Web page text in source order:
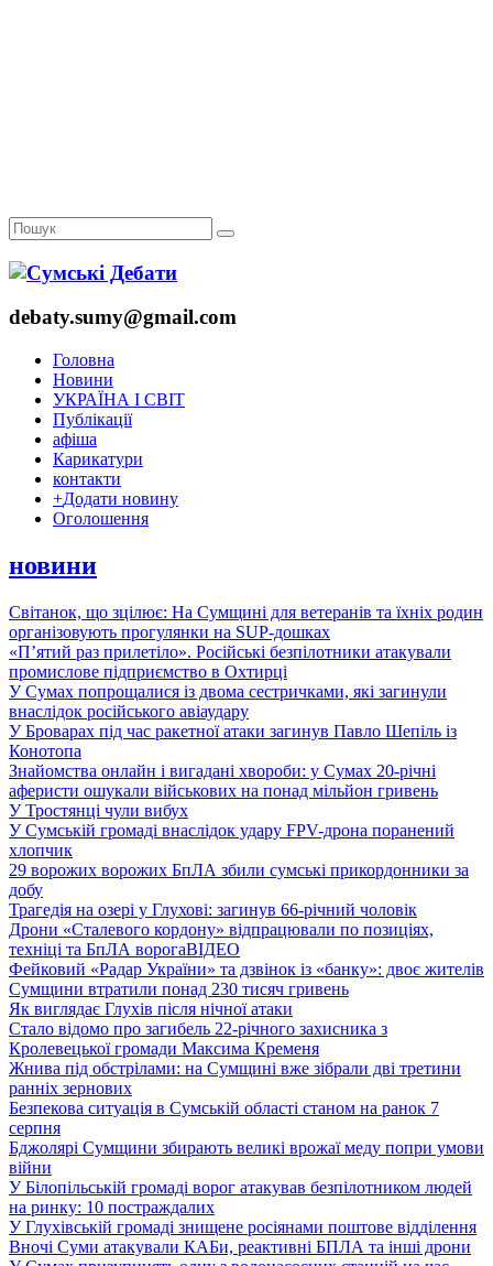
debaty.sumy@gmail.com
Головна
Новини
УКРАЇНА І СВІТ
Публікації
афіша
Карикатури
контакти
+Додати новину
Оголошення
новини
Світанок, що зцілює: На Сумщині для ветеранів та їхніх родин
організовують прогулянки на SUP-дошках
«П’ятий раз прилетіло». Російські безпілотники атакували
промислове підприємство в Охтирці
У Сумах попрощалися із двома сестричками, які загинули
внаслідок російського авіаудару
У Броварах під час ракетної атаки загинув Павло Шепіль із
Конотопа
Знайомства онлайн і вигадані хвороби: у Сумах 20-річні
аферисти ошукали військових на понад мільйон гривень
У Тростянці чули вибух
У Сумській громаді внаслідок удару FPV-дрона поранений
хлопчик
29 ворожих ворожих БпЛА збили сумські прикордонники за
добу
Трагедія на озері у Глухові: загинув 66-річний чоловік
Дрони «Сталевого кордону» відпрацювали по позиціях,
техніці та БпЛА ворогаВІДЕО
Фейковий «Радар України» та дзвінок із «банку»: двоє жителів
Сумщини втратили понад 230 тисяч гривень
Як виглядає Глухів після нічної атаки
Стало відомо про загибель 22-річного захисника з
Кролевецької громади Максима Кременя
Жнива під обстрілами: на Сумщині вже зібрали дві третини
ранніх зернових
Безпекова ситуація в Сумській області станом на ранок 7
серпня
Бджолярі Сумщини збирають великі врожаї меду попри умови
війни
У Білопільській громаді ворог атакував безпілотником людей
на ринку: 10 постраждалих
У Глухівській громаді знищене росіянами поштове відділення
Вночі Суми атакували КАБи, реактивні БПЛА та інші дрони